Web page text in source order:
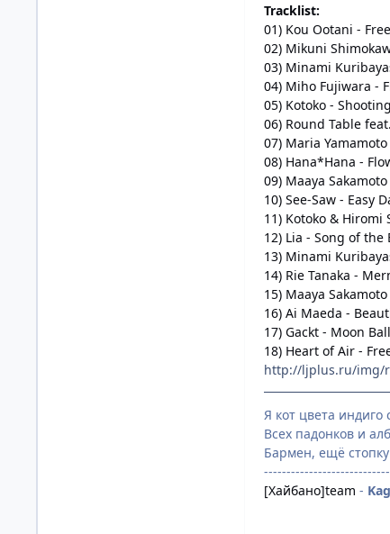
Tracklist:
01) Kou Ootani -
02) Mikuni
03) Minami
04) Miho Fujiwara -
05) Kotoko -
06) Round Table
07) Maria
08) Hana*Hana -
09) Maaya
10) See-Saw - Easy
11) Kotoko & Hiromi
12) Lia - Song of
13) Minami
14) Rie Tanaka -
15) Maaya
16) Ai Maeda -
17) Gackt - Moon
18) Heart of Air -
http://ljplus.ru/img/r/
Я кот цвета
Всех падонков и
Бармен, ещё
[Хайбано]team -